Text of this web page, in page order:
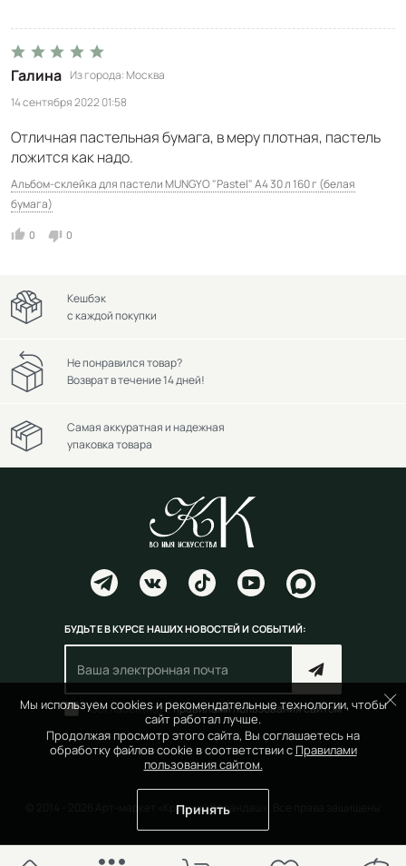
Галина Из города Москва
14 сентября 2022 01:58
Отличная пастельная бумага, в меру плотная, пастель
ложится как надо.
Альбом-склейка для пастели MUNGYO "Pastel" А4 30 л 160 г (белая
бумага)
0 0
Мы используем cookies и рекомендательные технологии, чтобы
сайт работал лучше.
Продолжая просмотр этого сайта, Вы соглашаетесь на
обработку файлов cookie в соответствии с Правилами
пользования сайтом.
Принять
Кешбэк
с каждой покупки
Не понравился товар?
Возврат в течение 14 дней!
Самая аккуратная и надежная
упаковка товара
БУДЬТЕ В КУРСЕ НАШИХ НОВОСТЕЙ И СОБЫТИЙ:
Согласен(на) справилами пользования сайтом
© 2014 - 2026 Арт-маркет «Красный Карандаш». Все права защищены